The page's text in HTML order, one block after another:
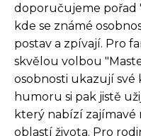
doporučujeme pořad
kde se známé
postav a zpívají. Pro
skvělou volbou
osobnosti ukazují své
humoru si pak jistě
který nabízí zajímavé
oblastí života. Pro